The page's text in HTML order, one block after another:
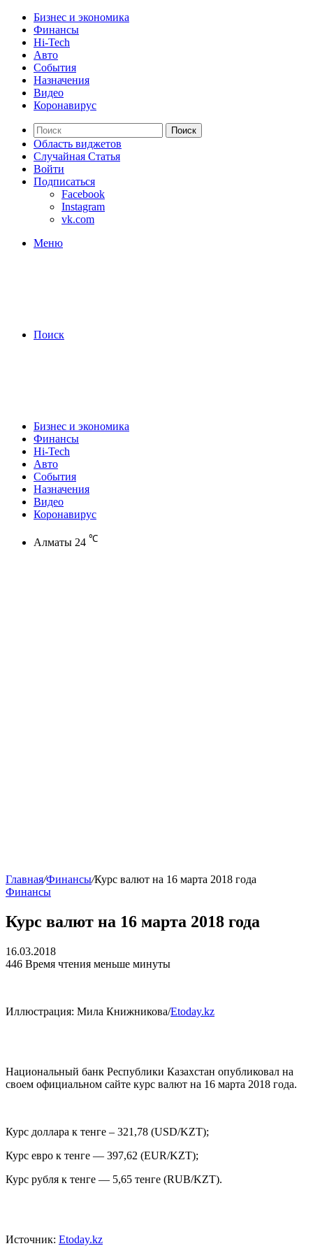
Бизнес и экономика
Финансы
Hi-Tech
Авто
События
Назначения
Видео
Коронавирус
Поиск
Область виджетов
Случайная Статья
Войти
Подписаться
Facebook
Instagram
vk.com
Меню
Поиск
Бизнес и экономика
Финансы
Hi-Tech
Авто
События
Назначения
Видео
Коронавирус
Алматы 24 ℃
Главная/Финансы/Курс валют на 16 марта 2018 года
Финансы
Курс валют на 16 марта 2018 года
16.03.2018
446 Время чтения меньше минуты
Иллюстрация: Мила Книжникова/Etoday.kz
Национальный банк Республики Казахстан опубликовал на
своем официальном сайте курс валют на 16 марта 2018 года.
Курс доллара к тенге – 321,78 (USD/KZT);
Курс евро к тенге — 397,62 (EUR/KZT);
Курс рубля к тенге — 5,65 тенге (RUB/KZT).
Источник: Etoday.kz